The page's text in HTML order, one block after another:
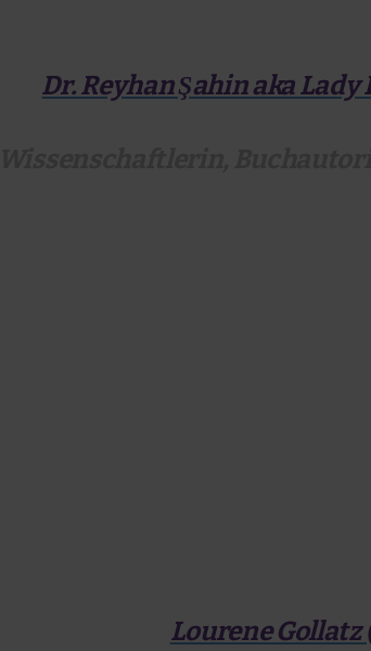
Dr. Reyhan Şahin aka
Lourene